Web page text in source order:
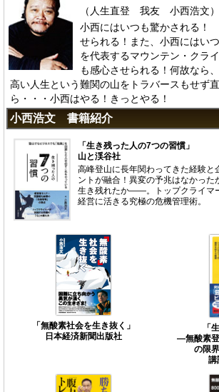
（人生直登 我友 小西浩文）
小西にはいつも驚かされる！
せられる！また、小西にはい
を代表するマウンテン・クラ
も感心させられる！何故なら
高い人生という難関の山をトラバースもせず
ら・・・小西はやる！きっとやる！
小西浩文 書籍紹介
「生き残った人の7つの習慣」
山と渓谷社
高峰登山に長年関わってきた経験と
ントが融合！異変の予兆はなかっ
生き残れたか――。トップクライマ
経営に活きる究極の危機管理術。
「無酸素社会を生き抜く」
日本経済新聞出版社
「
―無酸素
の限
講